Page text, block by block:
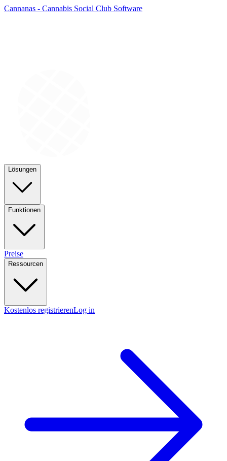
Cannanas - Cannabis Social Club Software
Lösungen
Funktionen
Preise
Ressourcen
Kostenlos registrierenLog in